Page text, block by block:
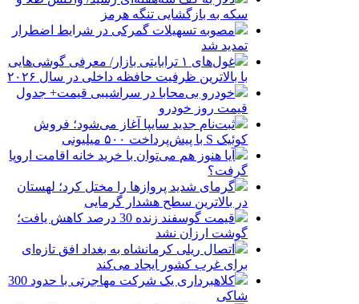
سکه به بازگشایی تنگه هرمز
مصوبه تسهیلات گمرکی در شرایط اضطرار
تمدید شد
غول‌های ۱ ترابایتی بازار/ معرفی گوشی‌هایی
با بالاترین ظرفیت حافظه داخلی در سال ۲۰۲۶
خودرو بی‌محابا در سراشیبی قیمت+ جدول
قیمت روز خودرو
ثبت‌نام جدید سایپا آغاز می‌شود؛ فروش
کوئیک S با پیش‌پرداخت ۵۰۰ میلیونی
آیا هنوز هم می‌توان با خرید خانه اقامت اروپا
گرفت؟
گرمای شدید پروازها را مختل کرد؛ لهستان
در بالاترین سطح هشدار گرمایی
قیمت گوسفند زنده 30 درصد کاهش یافت؛
گوشت ارزان نشد
اتصال ریلی کرمانشاه به بغداد افق تازه‌ای
برای غرب کشور ایجاد می‌کند
کلاهبرداری یک شرکت مهاجرتی با حدود 300
شاکی